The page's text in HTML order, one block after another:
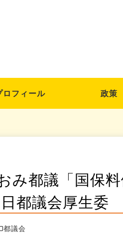
ロフィール 政策
み都議「国保
都議会厚生委
都議会